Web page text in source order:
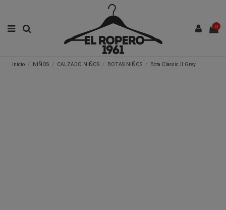
0
Inicio NIÑOS CALZADO NIÑOS BOTAS NIÑOS Bota Classic II Grey